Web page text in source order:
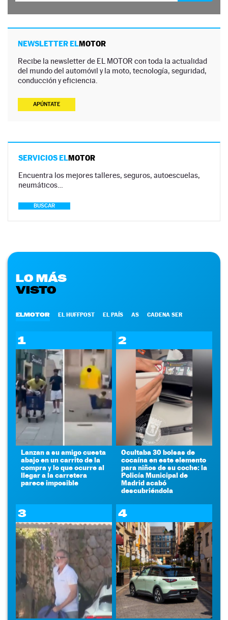
NEWSLETTER ELMOTOR
Recibe la newsletter de EL MOTOR con toda la actualidad
del mundo del automóvil y la moto, tecnología, seguridad,
conducción y eficiencia.
APÚNTATE
SERVICIOS ELMOTOR
Encuentra los mejores talleres, seguros, autoescuelas,
neumáticos…
BUSCAR
LO MÁS
VISTO
ELMOTOR EL HUFFPOST EL PAÍS AS CADENA SER
1
Lanzan a su amigo cuesta
abajo en un carrito de la
compra y lo que ocurre al
llegar a la carretera
parece imposible
2
Ocultaba 30 bolsas de
cocaína en este elemento
para niños de su coche: la
Policía Municipal de
Madrid acabó
descubriéndola
3 4